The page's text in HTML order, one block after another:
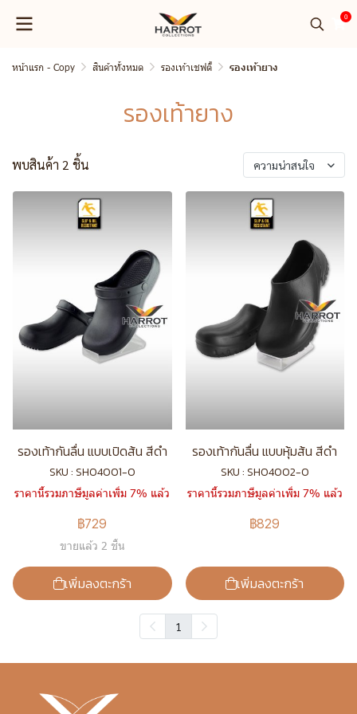
0
หน้าแรก - Copy สินค้าทั้งหมด รองเท้าเชฟตี้ รองเท้ายาง
รองเท้ายาง
พบสินค้า 2 ชิ้น ความน่าสนใจ
รองเท้ากันลื่น แบบเปิดส้น สีดำ
SKU : SHO4001-0
ราคานี้รวมภาษีมูลค่าเพิ่ม 7% แล้ว
฿729
ขายแล้ว 2 ชิ้น
เพิ่มลงตะกร้า
รองเท้ากันลื่น แบบหุ้มส้น สีดำ
SKU : SHO4002-0
ราคานี้รวมภาษีมูลค่าเพิ่ม 7% แล้ว
฿829
เพิ่มลงตะกร้า
1